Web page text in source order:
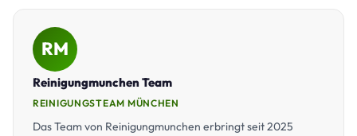
RM
Reinigungmunchen Team
REINIGUNGSTEAM MÜNCHEN
Das Team von Reinigungmunchen erbringt seit 2025